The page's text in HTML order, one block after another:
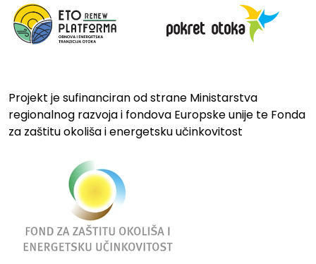
Projekt je sufinanciran od strane Ministarstva
regionalnog razvoja i fondova Europske unije te Fonda
za zaštitu okoliša i energetsku učinkovitost